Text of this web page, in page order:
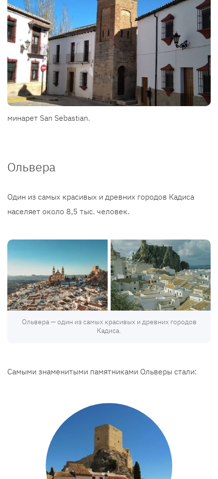
минарет San Sebastian.
Ольвера
Один из самых красивых и древних городов Кадиса
населяет около 8,5 тыс. человек.
Ольвера — один из самых красивых и древних городов
Кадиса.
Самыми знаменитыми памятниками Ольверы стали: